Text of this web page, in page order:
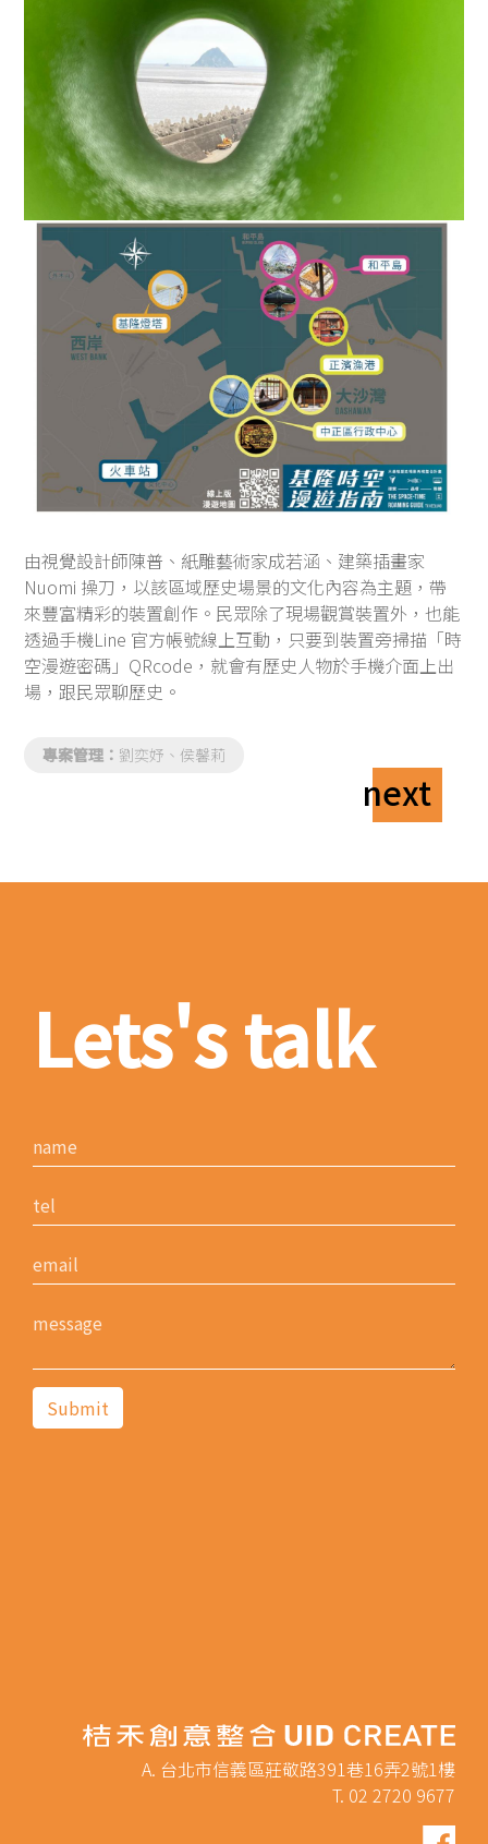
由視覺設計師陳普、紙雕藝術家成若涵、建築插畫家
Nuomi 操刀，以該區域歷史場景的文化內容為主題，帶
來豐富精彩的裝置創作。民眾除了現場觀賞裝置外，也能
透過手機Line 官方帳號線上互動，只要到裝置旁掃描「時
空漫遊密碼」QRcode，就會有歷史人物於手機介面上出
場，跟民眾聊歷史。
專案管理： 劉奕妤、侯馨莉
next
Lets's talk
A. 台北市信義區莊敬路391巷16弄2號1樓
T. 02 2720 9677